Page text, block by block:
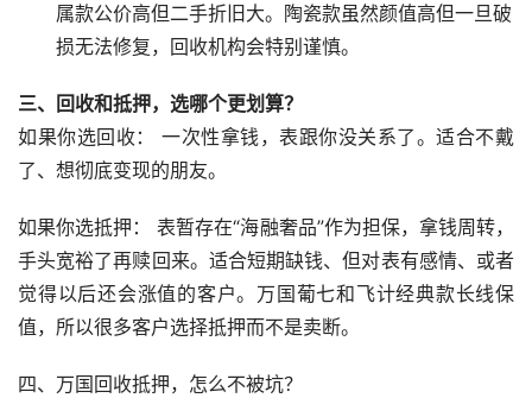
属款公价高但二手折旧大。陶瓷款虽然颜值高但一旦破
损无法修复，回收机构会特别谨慎。
三、回收和抵押，选哪个更划算？
如果你选回收： 一次性拿钱，表跟你没关系了。适合不戴
了、想彻底变现的朋友。
如果你选抵押： 表暂存在“海融奢品”作为担保，拿钱周转，
手头宽裕了再赎回来。适合短期缺钱、但对表有感情、或者
觉得以后还会涨值的客户。万国葡七和飞计经典款长线保
值，所以很多客户选择抵押而不是卖断。
四、万国回收抵押，怎么不被坑？